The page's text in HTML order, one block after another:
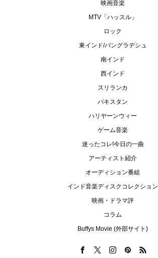
映画音楽
MTV「ハッスル」
ロック
東インド/バングラデシュ
南インド
西インド
スリランカ
パキスタン
ハリヤーンウィー
ゲーム音楽
迷ったコレ!今日の一曲
アーティスト紹介
オーディション番組
インド音楽ディスクコレクション
映画・ドラマ評
コラム
Buffys Movie (外部サイト)